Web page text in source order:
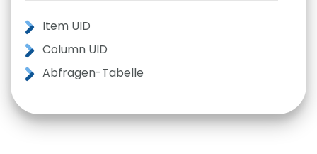
Item UID
Column UID
Abfragen-Tabelle